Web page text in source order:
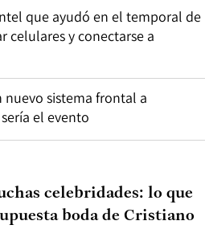
que ayudó en el temporal de
celulares y conectarse a
sistema frontal a
el evento
celebridades: lo que
boda de Cristiano